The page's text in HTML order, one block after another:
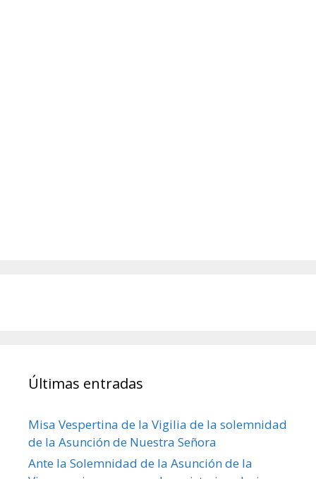
Últimas entradas
Misa Vespertina de la Vigilia de la solemnidad
de la Asunción de Nuestra Señora
Ante la Solemnidad de la Asunción de la